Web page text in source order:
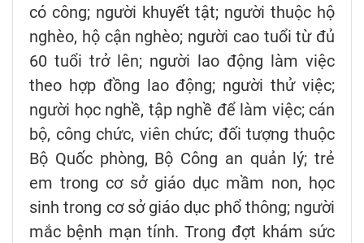
có công; người khuyết tật; người thuộc hộ
nghèo, hộ cận nghèo; người cao tuổi từ đủ
60 tuổi trở lên; người lao động làm việc
theo hợp đồng lao động; người thử việc;
người học nghề, tập nghề để làm việc; cán
bộ, công chức, viên chức; đối tượng thuộc
Bộ Quốc phòng, Bộ Công an quản lý; trẻ
em trong cơ sở giáo dục mầm non, học
sinh trong cơ sở giáo dục phổ thông; người
mắc bệnh mạn tính. Trong đợt khám sức